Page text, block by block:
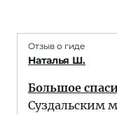
Отзыв о гиде
Наталья Ш.
Большое
Суздальским